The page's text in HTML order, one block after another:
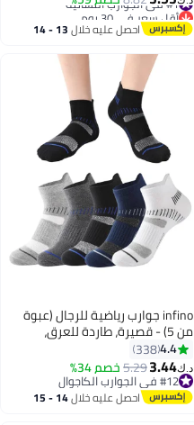
أقل سعر في 30 يوم
#1 في الجوارب النسائية احصل عليه خلال 13 - 14
4
infino جوارب رياضية للرجال (عبوة
من 5) - قصيرة، طاردة للعرق،
مقاومة للرائحة، مريحة لكل الفصول
- مثالية لأنماط الحياة النشطة،
الجري والاستخدام اليومي - الجوارب
المثالية لمجموعة الرجال
4.4
338
د.ك‏3.44
5.29خصم 34%
#12 في الجوارب الكاجوال
#12 في الجوارب الكاجوال احصل عليه خلال 14 - 15